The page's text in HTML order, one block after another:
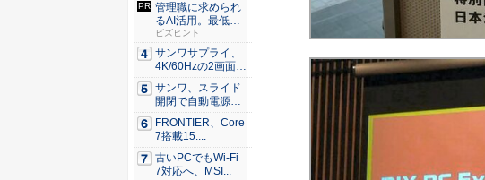
管理職に求められ
るAI活用。最低限
やるべ...
ビズヒント
サンワサプライ、
4K/60Hzの2画面
出...
サンワ、スライド
開閉で自動電源O
N/OF...
FRONTIER、Core
7搭載15....
古いPCでもWi-Fi
7対応へ、MSI...